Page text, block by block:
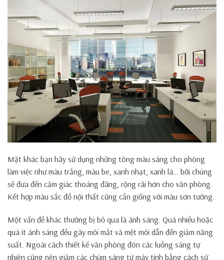
Mặt khác bạn hãy sử dụng những tông màu sáng cho phòng
làm việc như màu trắng, màu be, xanh nhạt, xanh lá… bởi chúng
sẽ đưa đến cảm giác thoáng đãng, rộng rãi hơn cho văn phòng.
Kết hợp màu sắc đồ nội thất cũng cần giống với màu sơn tường.
Một vấn đề khác thường bị bỏ qua là ánh sáng. Quá nhiều hoặc
quá ít ánh sáng đều gây mỏi mắt và mệt mỏi dẫn đến giảm năng
suất. Ngoài cách thiết kế văn phòng đón các luồng sáng tự
nhiên cũng nên giảm các chùm sáng từ máy tính bằng cách sử